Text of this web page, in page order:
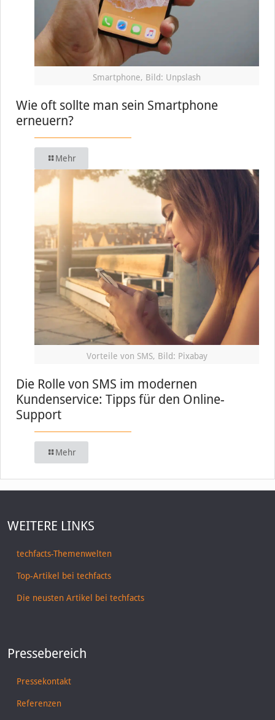
Smartphone, Bild: Unpslash
Wie oft sollte man sein Smartphone
erneuern?
Mehr
Vorteile von SMS, Bild: Pixabay
Die Rolle von SMS im modernen
Kundenservice: Tipps für den Online-
Support
Mehr
WEITERE LINKS
techfacts-Themenwelten
Top-Artikel bei techfacts
Die neusten Artikel bei techfacts
Pressebereich
Pressekontakt
Referenzen